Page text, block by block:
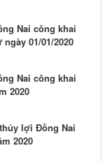
Nai công khai
01/01/2020
Nai công khai
2020
lợi Đồng Nai
2020